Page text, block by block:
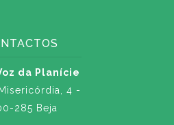
da Planície
4 -
285 Beja